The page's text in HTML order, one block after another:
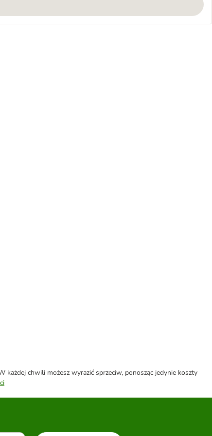
chwili możesz wyrazić sprzeciw, ponosząc jedynie koszty